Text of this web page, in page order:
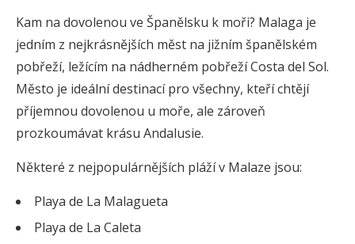
Kam na dovolenou ve Španělsku k moři? Malaga je
jedním z nejkrásnějších měst na jižním španělském
pobřeží, ležícím na nádherném pobřeží Costa del Sol.
Město je ideální destinací pro všechny, kteří chtějí
příjemnou dovolenou u moře, ale zároveň
prozkoumávat krásu Andalusie.
Některé z nejpopulárnějších pláží v Malaze jsou:
Playa de La Malagueta
Playa de La Caleta